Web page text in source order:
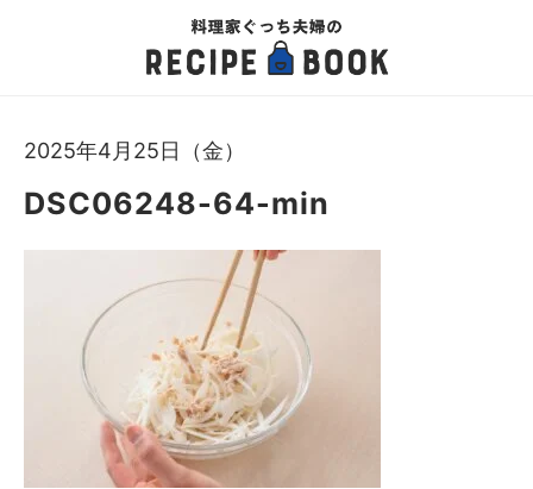
2025年4月25日（金）
DSC06248-64-min